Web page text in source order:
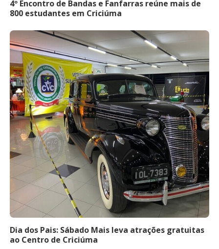
4º Encontro de Bandas e Fanfarras reúne mais de
800 estudantes em Criciúma
Dia dos Pais: Sábado Mais leva atrações gratuitas
ao Centro de Criciúma